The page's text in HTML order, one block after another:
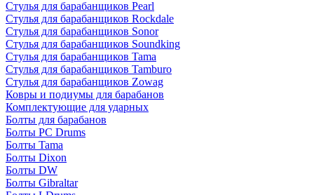
Стулья для барабанщиков Pearl
Стулья для барабанщиков Rockdale
Стулья для барабанщиков Sonor
Стулья для барабанщиков Soundking
Стулья для барабанщиков Tama
Стулья для барабанщиков Tamburo
Стулья для барабанщиков Zowag
Ковры и подиумы для барабанов
Комплектующие для ударных
Болты для барабанов
Болты PC Drums
Болты Tama
Болты Dixon
Болты DW
Болты Gibraltar